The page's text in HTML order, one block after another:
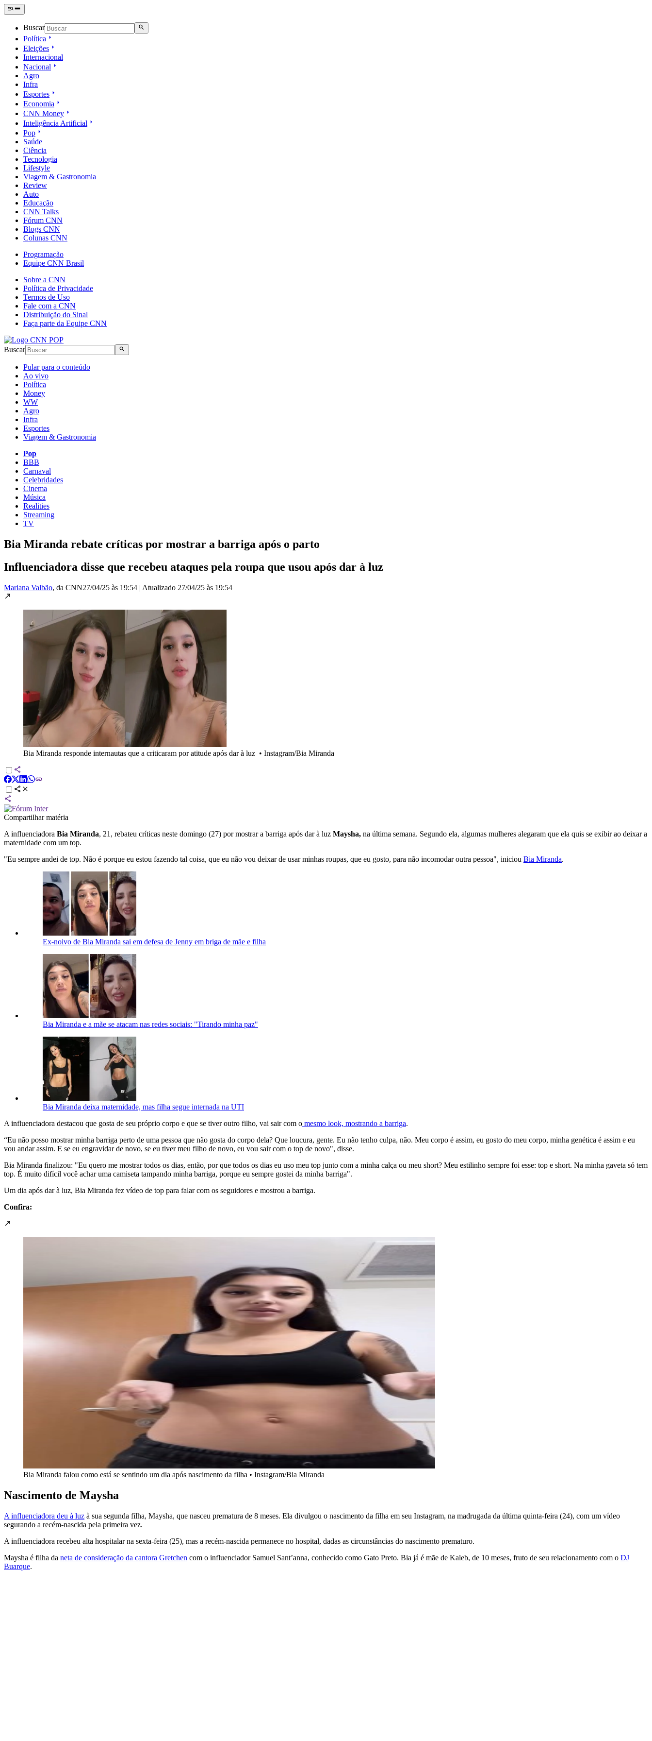
Buscar
Política
Eleições
Internacional
Nacional
Agro
Infra
Esportes
Economia
CNN Money
Inteligência Artificial
Pop
Saúde
Ciência
Tecnologia
Lifestyle
Viagem & Gastronomia
Review
Auto
Educação
CNN Talks
Fórum CNN
Blogs CNN
Colunas CNN
Programação
Equipe CNN Brasil
Sobre a CNN
Política de Privacidade
Termos de Uso
Fale com a CNN
Distribuição do Sinal
Faça parte da Equipe CNN
Buscar
Pular para o conteúdo
Ao vivo
Política
Money
WW
Agro
Infra
Esportes
Viagem & Gastronomia
Pop
BBB
Carnaval
Celebridades
Cinema
Música
Realities
Streaming
TV
Bia Miranda rebate críticas por mostrar a barriga após o parto
Influenciadora disse que recebeu ataques pela roupa que usou após dar à luz
Mariana Valbão, da CNN27/04/25 às 19:54 | Atualizado 27/04/25 às 19:54
Bia Miranda responde internautas que a criticaram por atitude após dar à luz • Instagram/Bia Miranda
Compartilhar matéria
A influenciadora Bia Miranda, 21, rebateu críticas neste domingo (27) por mostrar a barriga após dar à luz Maysha, na última semana. Segundo ela, algumas mulheres alegaram que ela quis se exibir ao deixar a
maternidade com um top.
"Eu sempre andei de top. Não é porque eu estou fazendo tal coisa, que eu não vou deixar de usar minhas roupas, que eu gosto, para não incomodar outra pessoa", iniciou Bia Miranda.
Ex-noivo de Bia Miranda sai em defesa de Jenny em briga de mãe e filha
Bia Miranda e a mãe se atacam nas redes sociais: "Tirando minha paz"
Bia Miranda deixa maternidade, mas filha segue internada na UTI
A influenciadora destacou que gosta de seu próprio corpo e que se tiver outro filho, vai sair com o mesmo look, mostrando a barriga.
“Eu não posso mostrar minha barriga perto de uma pessoa que não gosta do corpo dela? Que loucura, gente. Eu não tenho culpa, não. Meu corpo é assim, eu gosto do meu corpo, minha genética é assim e eu
vou andar assim. E se eu engravidar de novo, se eu tiver meu filho de novo, eu vou sair com o top de novo", disse.
Bia Miranda finalizou: "Eu quero me mostrar todos os dias, então, por que todos os dias eu uso meu top junto com a minha calça ou meu short? Meu estilinho sempre foi esse: top e short. Na minha gaveta só tem
top. É muito difícil você achar uma camiseta tampando minha barriga, porque eu sempre gostei da minha barriga".
Um dia após dar à luz, Bia Miranda fez vídeo de top para falar com os seguidores e mostrou a barriga.
Confira:
Bia Miranda falou como está se sentindo um dia após nascimento da filha • Instagram/Bia Miranda
Nascimento de Maysha
A influenciadora deu à luz à sua segunda filha, Maysha, que nasceu prematura de 8 meses. Ela divulgou o nascimento da filha em seu Instagram, na madrugada da última quinta-feira (24), com um vídeo
segurando a recém-nascida pela primeira vez.
A influenciadora recebeu alta hospitalar na sexta-feira (25), mas a recém-nascida permanece no hospital, dadas as circunstâncias do nascimento prematuro.
Maysha é filha da neta de consideração da cantora Gretchen com o influenciador Samuel Sant’anna, conhecido como Gato Preto. Bia já é mãe de Kaleb, de 10 meses, fruto de seu relacionamento com o DJ
Buarque.